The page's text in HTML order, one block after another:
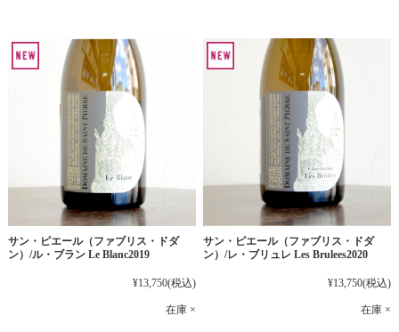
サン・ピエール（ファブリス・ドダ
ン）/ル・ブラン Le Blanc2019
¥13,750(税込)
在庫 ×
サン・ピエール（ファブリス・ドダ
ン）/レ・ブリュレ Les Brulees2020
¥13,750(税込)
在庫 ×